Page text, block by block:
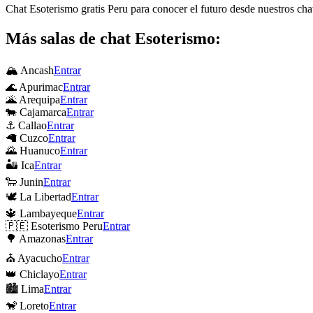
Chat Esoterismo gratis Peru para conocer el futuro desde nuestros
Más salas de chat Esoterismo:
🏔 AncashEntrar
🌊 ApurimacEntrar
🌋 ArequipaEntrar
🐄 CajamarcaEntrar
⚓ CallaoEntrar
🦙 CuzcoEntrar
🌄 HuanucoEntrar
🏜 IcaEntrar
🐑 JuninEntrar
🕊 La LibertadEntrar
🔱 LambayequeEntrar
🇵🇪 Esoterismo PeruEntrar
🌳 AmazonasEntrar
⛪ AyacuchoEntrar
👑 ChiclayoEntrar
🏙 LimaEntrar
🐒 LoretoEntrar